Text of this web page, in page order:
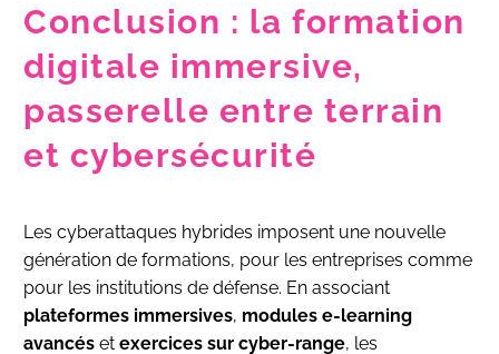
Conclusion : la formation
digitale immersive,
passerelle entre terrain
et cybersécurité
Les cyberattaques hybrides imposent une nouvelle
génération de formations, pour les entreprises comme
pour les institutions de défense. En associant
plateformes immersives, modules e-learning
avancés et exercices sur cyber-range, les